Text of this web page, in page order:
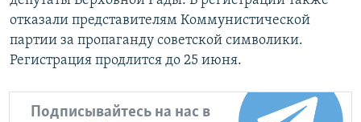
отказали представителям Коммунистической
партии за пропаганду советской символики.
Регистрация продлится до 25 июня.
Подписывайтесь на нас в